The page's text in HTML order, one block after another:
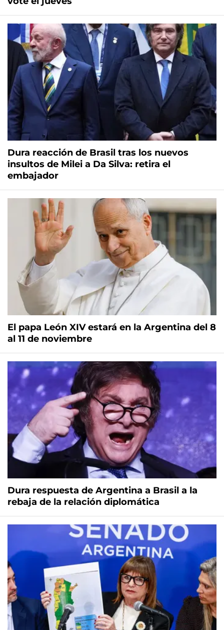
Dura reacción de Brasil tras los nuevos
insultos de Milei a Da Silva: retira el
embajador
El papa León XIV estará en la Argentina del 8
al 11 de noviembre
Dura respuesta de Argentina a Brasil a la
rebaja de la relación diplomática